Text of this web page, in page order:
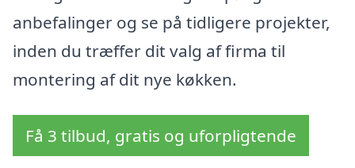
anbefalinger og se på tidligere projekter,
inden du træffer dit valg af firma til
montering af dit nye køkken.
Få 3 tilbud, gratis og uforpligtende